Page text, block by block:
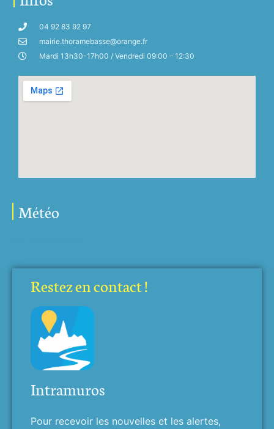
04 92 83 92 97
mairie.thoramebasse@orange.fr
Mardi 13h30-17h00 / Vendredi 09:00 – 12:30
Météo
Restez en contact !
Intramuros
Pour recevoir les nouvelles et les alertes,